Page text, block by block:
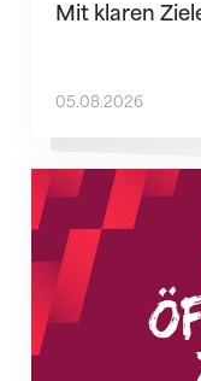
Mit klaren
05.08.2026
Neue